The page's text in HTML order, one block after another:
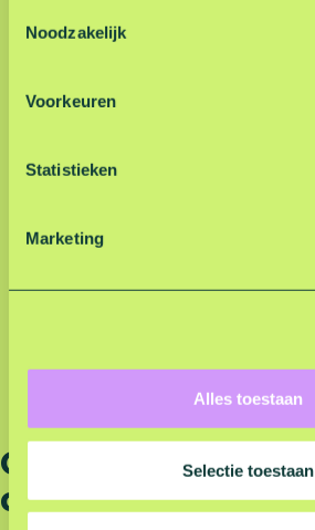
privacyverklaring
t
i
e
Noodzakelijk
Voorkeuren
Statistieken
Marketing
Alles toestaan
Selectie toestaan
Op zoek naar een
openluchttheater?